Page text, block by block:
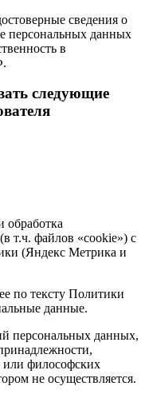
сведения о
персональных данных
в
следующие
обработка
т.ч. файлов «cookie») с
(Яндекс Метрика и
по тексту Политики
данные.
персональных данных,
или философских
не осуществляется.